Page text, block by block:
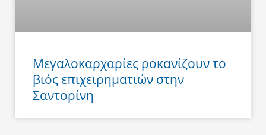
Μεγαλοκαρχαρίες ροκανίζουν το
βιός επιχειρηματιών στην
Σαντορίνη